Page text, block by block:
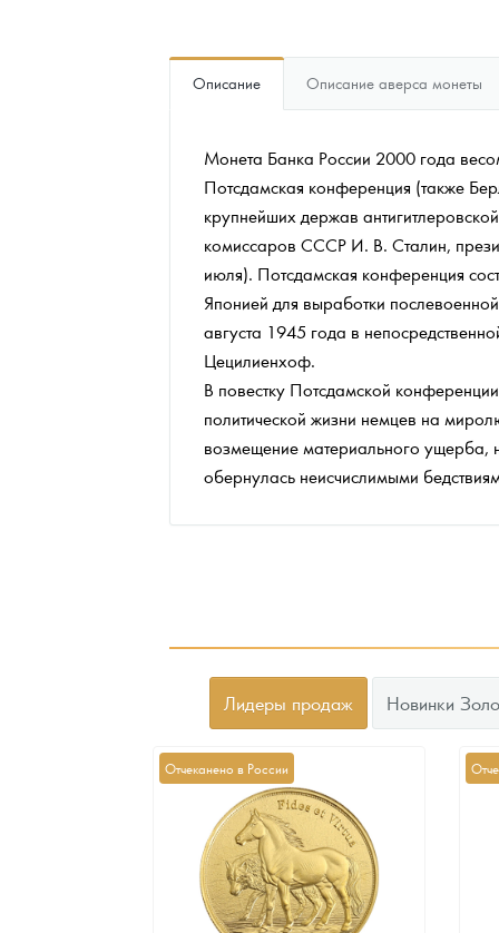
Монеты и жетоны из недрагоценных металлов
Описание Описание аверса монеты
Монета Банка России 2000 года
Потсдамская конференция (также
крупнейших держав
комиссаров СССР И. В. Сталин,
июля). Потсдамская конференция
Японией для выработки
августа 1945 года в
Цецилиенхоф.
В повестку Потсдамской
политической жизни немцев на
возмещение материального ущерба,
обернулась неисчислимыми
Лидеры продаж Новинки
Отчеканено в России